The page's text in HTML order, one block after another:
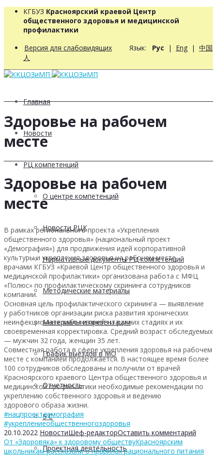
КГБУЗ Красноярский краевой Центр
общественного здоровья и медицинской
профилактики
Версия для слабовидящих Язык: Рус | Eng | 中国
人
Главная
Новости
РЦ компетенций
О центре компетенций
Новости РЦК
Нормативные документы РЦ компетенций
Методические материалы
Материалы и презентации
График выездов в МО
Отчетность
5 С
Проектная деятельность
Здоровье на рабочем
месте
Здоровье на рабочем
месте
В рамках регионального проекта «Укрепления
общественного здоровья» (национальный проект
«Демография») для продвижения идей корпоративной
культуры и укрепления здоровья на рабочем месте
врачами КГБУЗ «Краевой Центр общественного здоровья и
медицинской профилактики» организована работа с МФЦ
«Полюс» по профилактическому скрининга сотрудников
компании.
Основная цель профилактического скрининга — выявление
у работников организации риска развития хронических
неинфекционных заболеваний на ранних стадиях и их
своевременная корректировка. Средний возраст обследуемых
— мужчин 32 года, женщин 35 лет.
Совместная работа в сфере укрепления здоровья на рабочем
месте с компанией продолжается. В настоящее время более
100 сотрудников обследованы и получили от врачей
Красноярского краевого Центра общественного здоровья и
медицинской профилактики необходимые рекомендации по
укреплению собственного здоровья и ведению
здорового образа жизни.
#нацпроектдемография
#укреплениеобщественногоздоровья
20.10.2022 НовостиШеф-редакторОставить комментарий
От «Здоровяка» к здоровому обществуКрасноярским
школьникам рассказали о правилах рационального питания